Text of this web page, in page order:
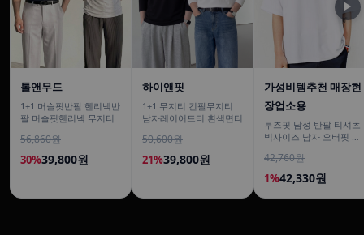
톨앤무드
1+1 머슬핏반팔 헨리넥반
팔 머슬핏헨리넥 무지티
56,860원
30%39,800원
하이앤핏
1+1 무지티 긴팔무지티
남자레이어드티 흰색면티
50,600원
21%39,800원
가성비템추천 매장현
장업소용
루즈핏 남성 반팔 티셔츠
빅사이즈 남자 오버핏 티
42,760원
1%42,330원
▶